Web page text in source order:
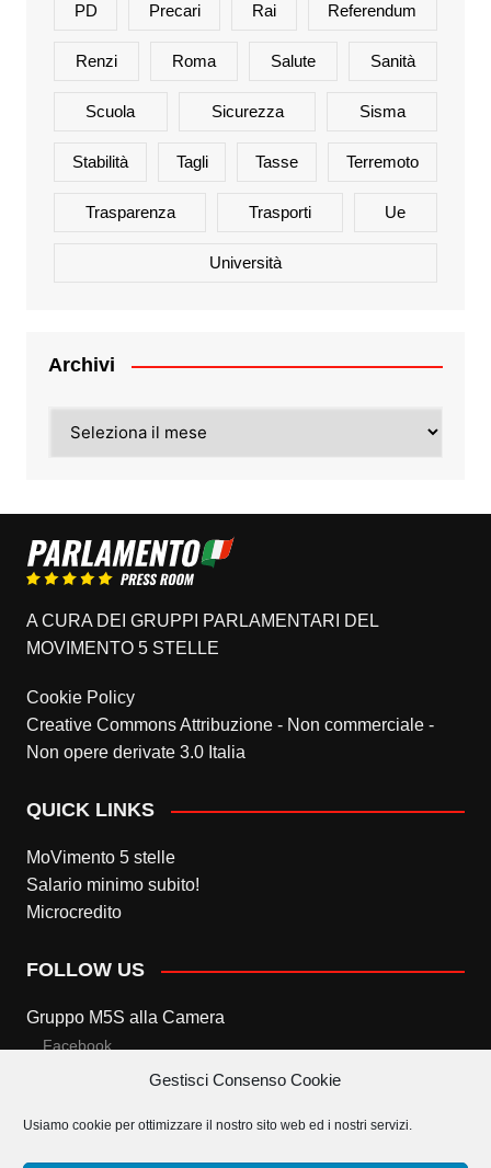
Gestisci Consenso Cookie
Usiamo cookie per ottimizzare il nostro sito web ed i nostri servizi.
PD Precari Rai Referendum
Renzi Roma Salute Sanità
Scuola Sicurezza Sisma
Stabilità Tagli Tasse Terremoto
Trasparenza Trasporti Ue
Università
Archivi
A CURA DEI GRUPPI PARLAMENTARI DEL
MOVIMENTO 5 STELLE
Cookie Policy
Creative Commons Attribuzione - Non commerciale -
Non opere derivate 3.0 Italia
QUICK LINKS
MoVimento 5 stelle
Salario minimo subito!
Microcredito
FOLLOW US
Gruppo M5S alla Camera
Facebook